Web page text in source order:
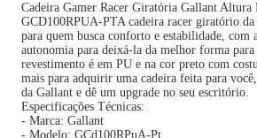
Cadeira Gamer Racer Giratória Gallant Altura
GCD100RPUA-PTA cadeira racer giratório
para quem busca conforto e estabilidade, com
autonomia para deixá-la da melhor forma
revestimento é em PU e na cor preto com
mais para adquirir uma cadeira feita para
da Gallant e dê um upgrade no seu escritório.
Especificações Técnicas:
- Marca: Gallant
- Modelo: GCd100RPuA-Pt_